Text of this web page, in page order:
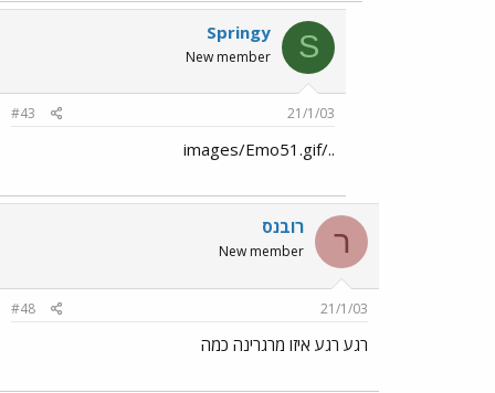
S
Springy
New member
21/1/03
#43
../images/Emo51.gif
ר רובנס
New member
21/1/03
#48
רגע רגע איזו מרגרינה כמה